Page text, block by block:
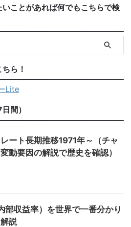
ことがあれば何でもこちらで検
ら！
Lite
間）
レート長期推移1971年～（チャ
動要因の解説で歴史を確認）
部収益率）を世界で一番分かり
説